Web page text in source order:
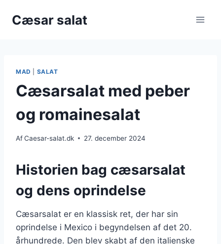
Cæsar salat
MAD SALAT
Cæsarsalat med peber
og romainesalat
AfCaesar-salat.dk 27. december 2024
Historien bag cæsarsalat
og dens oprindelse
Cæsarsalat er en klassisk ret, der har sin
oprindelse i Mexico i begyndelsen af det 20.
århundrede. Den blev skabt af den italienske